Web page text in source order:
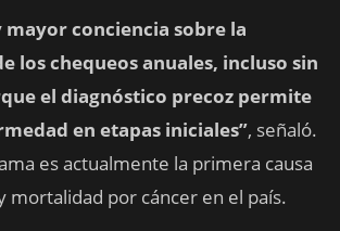
mayor conciencia sobre la
los chequeos anuales, incluso sin
el diagnóstico precoz permite
en etapas iniciales”, señaló.
es actualmente la primera causa
mortalidad por cáncer en el país.